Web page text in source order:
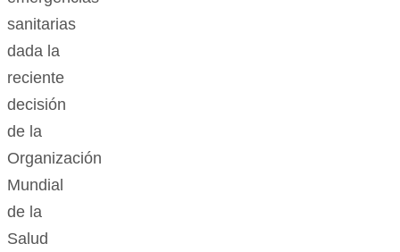
sanitarias
dada la
reciente
decisión
de la
Organización
Mundial
de la
Salud